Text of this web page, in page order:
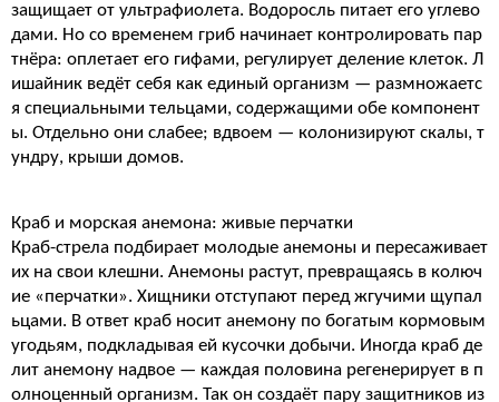
защищает от ультрафиолета. Водоросль питает его углево
дами. Но со временем гриб начинает контролировать пар
тнёра: оплетает его гифами, регулирует деление клеток. Л
ишайник ведёт себя как единый организм — размножаетс
я специальными тельцами, содержащими обе компонент
ы. Отдельно они слабее; вдвоем — колонизируют скалы, т
ундру, крыши домов.
Краб и морская анемона: живые перчатки
Краб-стрела подбирает молодые анемоны и пересаживает
их на свои клешни. Анемоны растут, превращаясь в колюч
ие «перчатки». Хищники отступают перед жгучими щупал
ьцами. В ответ краб носит анемону по богатым кормовым
угодьям, подкладывая ей кусочки добычи. Иногда краб де
лит анемону надвое — каждая половина регенерирует в п
олноценный организм. Так он создаёт пару защитников из